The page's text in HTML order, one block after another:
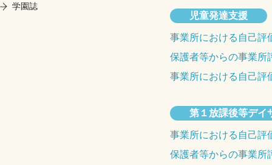
児童発達支援
事業所における自己評
保護者等からの事業所
事業所における自己評
第１放課後等デイ
事業所における自己評
保護者等からの事業所
学園誌